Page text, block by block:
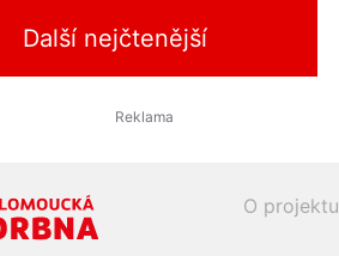
Další nejčtenější
O projektu